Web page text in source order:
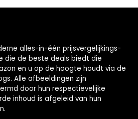
alles-in-één prijsvergelijkings-
die de beste deals biedt die
en u op de hoogte houdt via de
Alle afbeeldingen zijn
door hun respectievelijke
inhoud is afgeleid van hun